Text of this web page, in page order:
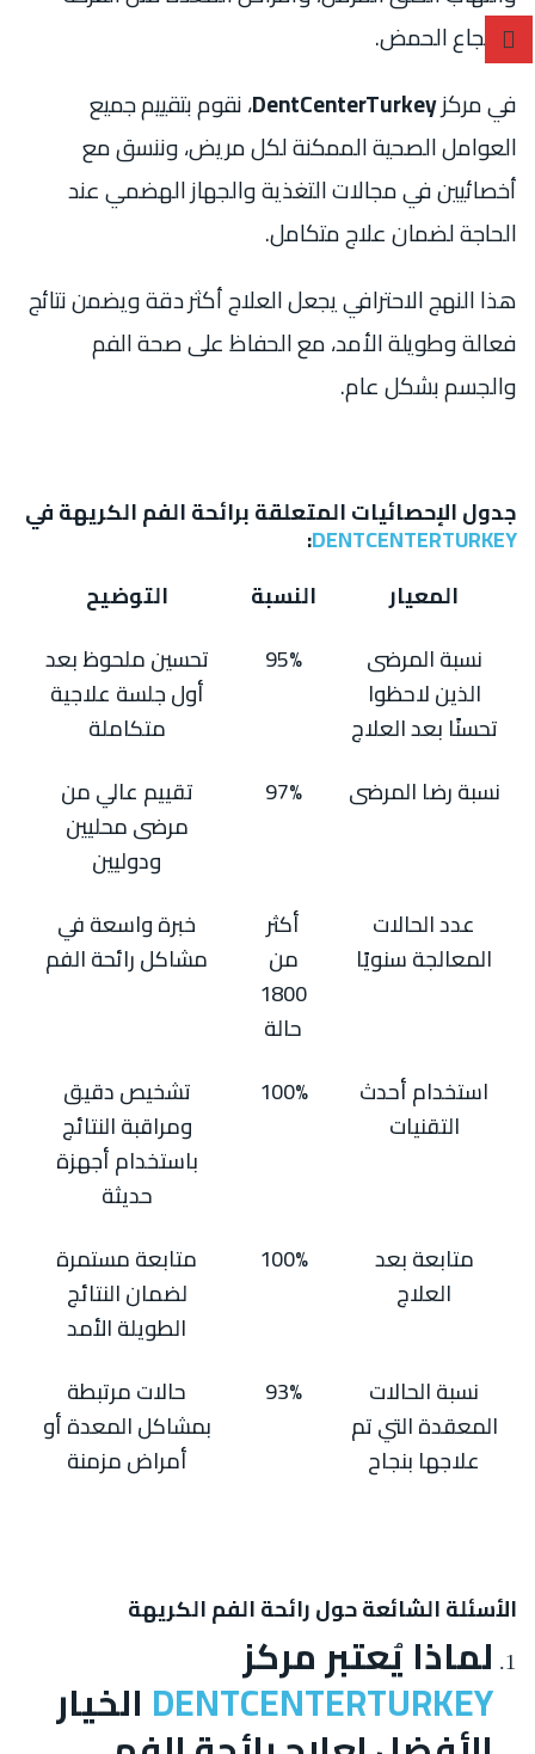
وارتجاع الحمض.
في مركزDentCenterTurkey، نقوم بتقييم جميع
العوامل الصحية الممكنة لكل مريض، وننسق مع
أخصائيين في مجالات التغذية والجهاز الهضمي عند
الحاجة لضمان علاج متكامل.
هذا النهج الاحترافي يجعل العلاج أكثر دقة ويضمن نتائج
فعالة وطويلة الأمد، مع الحفاظ على صحة الفم
والجسم بشكل عام.
جدول الإحصائيات المتعلقة برائحة الفم الكريهة في
DENTCENTERTURKEY
:
المعيار
النسبة
التوضيح
نسبة المرضى
الذين لاحظوا
تحسنًا بعد العلاج
95%
تحسين ملحوظ بعد
أول جلسة علاجية
متكاملة
نسبة رضا المرضى
97%
تقييم عالي من
مرضى محليين
ودوليين
عدد الحالات
المعالجة سنويًا
أكثر
من
1800
حالة
خبرة واسعة في
مشاكل رائحة الفم
استخدام أحدث
التقنيات
100%
تشخيص دقيق
ومراقبة النتائج
باستخدام أجهزة
حديثة
متابعة بعد
العلاج
100%
متابعة مستمرة
لضمان النتائج
الطويلة الأمد
نسبة الحالات
المعقدة التي تم
علاجها بنجاح
93%
حالات مرتبطة
بمشاكل المعدة أو
أمراض مزمنة
الأسئلة الشائعة حول رائحة الفم الكريهة
لماذا يُعتبر مركز
DENTCENTERTURKEY الخيار